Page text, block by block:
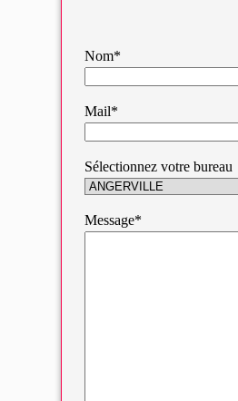
Nom*
Mail*
Sélectionnez votre bureau
Message*